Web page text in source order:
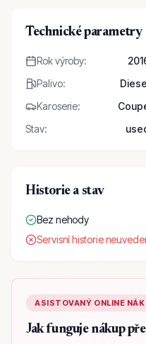
Technické parametry
Rok výroby:
Palivo:
Karoserie:
Stav:
Historie a stav
Bez nehody
Servisní historie
ASISTOVANÝ ONLINE
Jak funguje nákup